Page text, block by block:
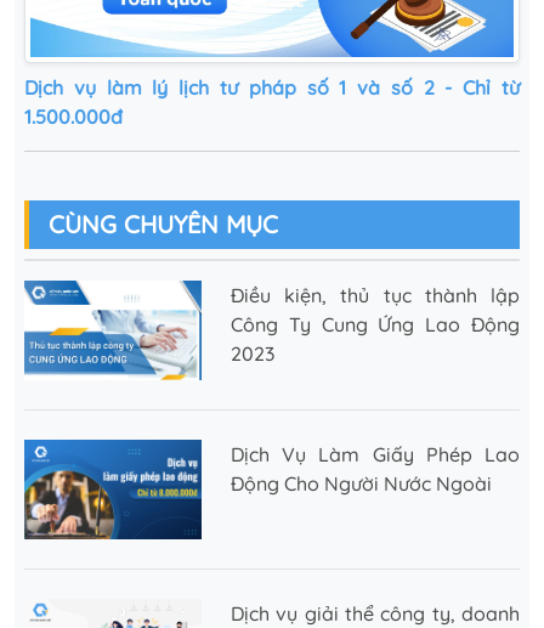
Dịch vụ làm lý lịch tư pháp số 1 và số 2 - Chỉ từ
1.500.000đ
CÙNG CHUYÊN MỤC
Điều kiện, thủ tục thành lập
Công Ty Cung Ứng Lao Động
2023
Dịch Vụ Làm Giấy Phép Lao
Động Cho Người Nước Ngoài
Dịch vụ giải thể công ty, doanh